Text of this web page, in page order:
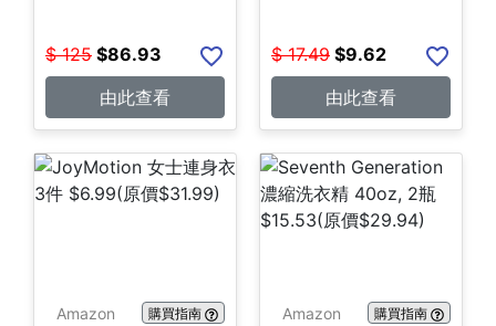
$ 125 $86.93
由此查看
$ 17.49 $9.62
由此查看
Amazon 購買指南 Amazon 購買指南